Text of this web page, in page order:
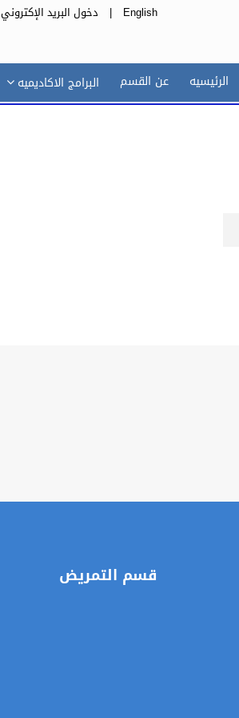
English
| دخول البريد الإكتروني
الرئيسيه عن القسم البرامج الاكاديميه
قسم التمريض